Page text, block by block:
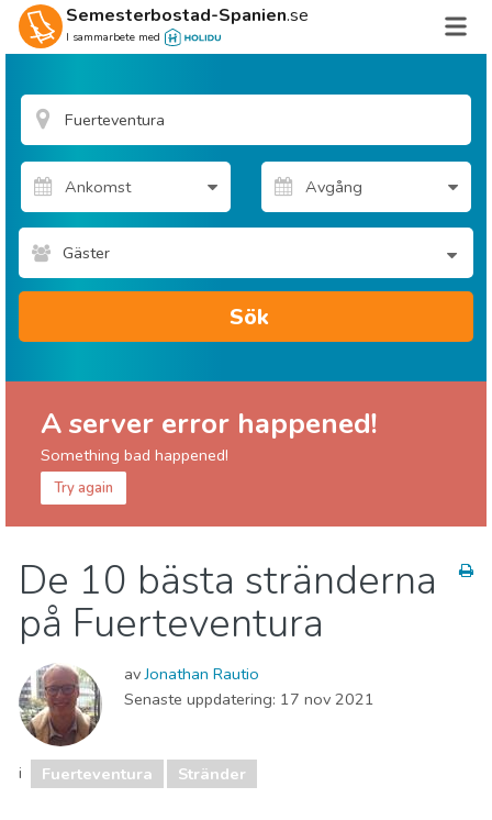
Semesterbostad-Spanien.se
I sammarbete med
Gäster
Sök
A server error happened!
Something bad happened!
Try again
Natur och Friluftsliv
Stränder Vart ska man bo
De 10 bästa stränderna
på Fuerteventura
avJonathan Rautio
Senaste uppdatering: 17 nov 2021
i Fuerteventura Stränder